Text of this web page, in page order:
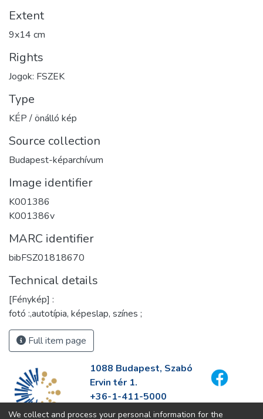
Extent
9x14 cm
Rights
Jogok: FSZEK
Type
KÉP / önálló kép
Source collection
Budapest-képarchívum
Image identifier
K001386
K001386v
MARC identifier
bibFSZ01818670
Technical details
[Fénykép] :
fotó :,autotípia, képeslap, színes ;
Full item page
1088 Budapest, Szabó
Ervin tér 1.
+36-1-411-5000
info@fszek.hu
We collect and process your personal information for the